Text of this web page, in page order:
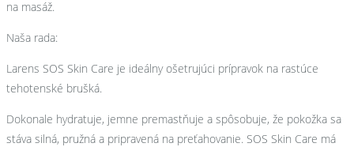
na masáž.
Naša rada:
Larens SOS Skin Care je ideálny ošetrujúci prípravok na rastúce
tehotenské brušká.
Dokonale hydratuje, jemne premastňuje a spôsobuje, že pokožka sa
stáva silná, pružná a pripravená na preťahovanie. SOS Skin Care má